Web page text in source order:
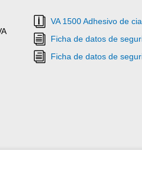
VA 1500 Adhesivo de
Ficha de datos de
Ficha de datos de